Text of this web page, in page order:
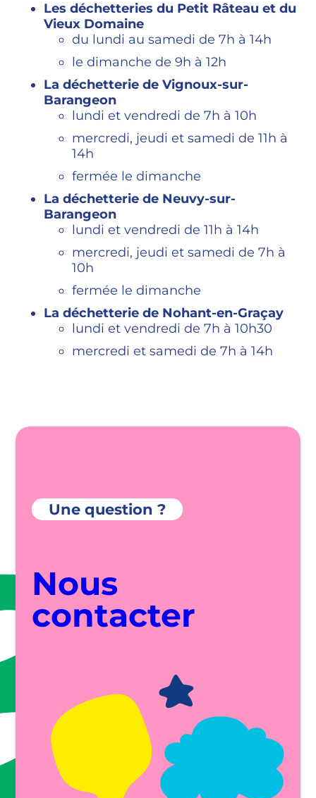
Les déchetteries du Petit Râteau et du
Vieux Domaine
du lundi au samedi de 7h à 14h
le dimanche de 9h à 12h
La déchetterie de Vignoux-sur-
Barangeon
lundi et vendredi de 7h à 10h
mercredi, jeudi et samedi de 11h à
14h
fermée le dimanche
La déchetterie de Neuvy-sur-
Barangeon
lundi et vendredi de 11h à 14h
mercredi, jeudi et samedi de 7h à
10h
fermée le dimanche
La déchetterie de Nohant-en-Graçay
lundi et vendredi de 7h à 10h30
mercredi et samedi de 7h à 14h
Une question ?
Nous
contacter